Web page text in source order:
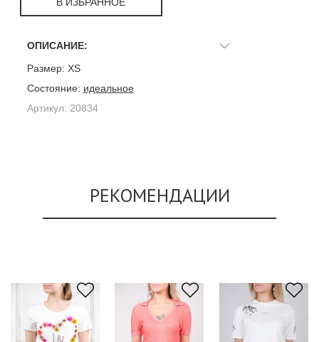
ОПИСАНИЕ:
Размер: XS
Состояние: идеальное
Артикул: 20834
РЕКОМЕНДАЦИИ